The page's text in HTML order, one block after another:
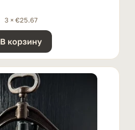
3 × €25.67
В корзину